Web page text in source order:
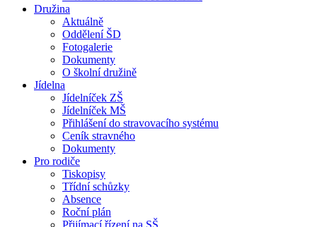
Družina
Aktuálně
Oddělení ŠD
Fotogalerie
Dokumenty
O školní družině
Jídelna
Jídelníček ZŠ
Jídelníček MŠ
Přihlášení do stravovacího systému
Ceník stravného
Dokumenty
Pro rodiče
Tiskopisy
Třídní schůzky
Absence
Roční plán
Přijímací řízení na SŠ